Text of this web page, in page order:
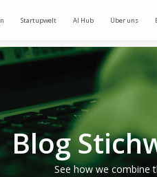
Startupwelt AI Hub Über uns
Blog
See how we combine